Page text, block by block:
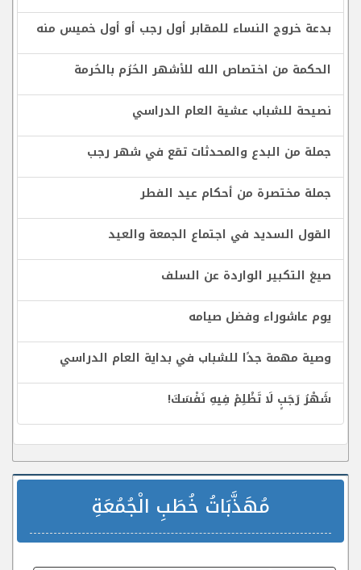
بدعة خروج النساء للمقابر أول رجب أو أول خميس منه
الحكمة من اختصاص الله للأشهر الحُرُم بالحُرمة
نصيحة للشباب عشية العام الدراسي
جملة من البدع والمحدثات تقع في شهر رجب
جملة مختصرة من أحكام عيد الفطر
القول السديد في اجتماع الجمعة والعيد
صيغ التكبير الواردة عن السلف
يوم عاشوراء وفضل صيامه
وصية مهمة جدًا للشباب في بداية العام الدراسي
شَهْرُ رَجَبٍ لَا تَظْلِمْ فِيهِ نَفْسَكَ!
مُهَذَّبَاتُ خُطَبِ الْجُمُعَةِ